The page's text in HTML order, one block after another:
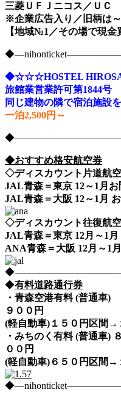
三菱ＵＦＪニコス／ＵＣ
※企業広告入り／旧柄は
【地域№1／その場で現金
◆☆☆☆HOSTEL
旅館業営業許可第1844号
同じ建物の隣で宿泊施設
一泊2,500円～
◆おすすめ格安航空券
◇ディスカウント片道航
JAL青森＝東京 12～1月お
JAL青森＝大阪 12～1月
◇ディスカウント往復航
JAL青森＝東京 12月～1
ANA青森＝大阪 12月～1
◆有料道路通行券
・青森空港有料 (普通車
９００円
(軽自動車)１５０円区間→
・みちのく有料 (普通車)
００円
(軽自動車)６５０円区間→